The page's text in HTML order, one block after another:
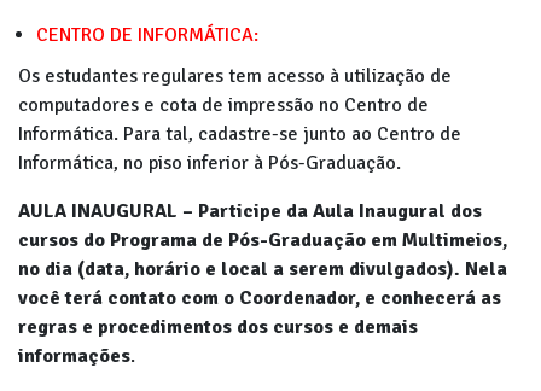
CENTRO DE INFORMÁTICA:
Os estudantes regulares tem acesso à utilização de
computadores e cota de impressão no Centro de
Informática. Para tal, cadastre-se junto ao Centro de
Informática, no piso inferior à Pós-Graduação.
AULA INAUGURAL – Participe da Aula Inaugural dos
cursos do Programa de Pós-Graduação em Multimeios,
no dia (data, horário e local a serem divulgados). Nela
você terá contato com o Coordenador, e conhecerá as
regras e procedimentos dos cursos e demais
informações.